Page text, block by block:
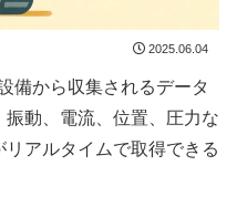
2025.06.04
備から収集されるデータ
動、電流、位置、圧力な
アルタイムで取得できる